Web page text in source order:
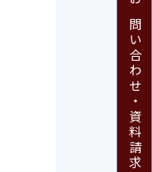
お問い合わせ・
資料請求